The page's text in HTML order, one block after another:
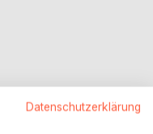
Datenschutzerklärung